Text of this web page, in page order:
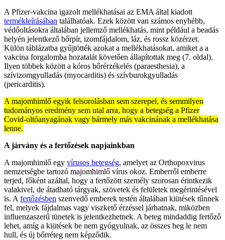
A Pfizer-vakcina igazolt mellékhatásai az EMA által kiadott
termékleírásában találhatóak. Ezek között van számos enyhébb,
védőoltásokra általában jellemző mellékhatás, mint például a beadás
helyén jelentkező bőrpír, izomfájdalom, láz, és rossz közérzet.
Külön táblázatba gyűjtötték azokat a mellékhatásokat, amiket a a
vakcina forgalomba hozatalát követően állapítottak meg (7. oldal).
Ilyen többek között a kóros bőrérzékelés (paraesthesia), a
szívizomgyulladás (myocarditis) és szívburokgyulladás
(pericarditis).
A majomhimlő egyik felsorolásban sem szerepel, és semmilyen
tudományos eredmény sem utal arra, hogy a betegség a Pfizer
Covid-oltóanyagának vagy bármely más vakcinának a mellékhatása
lenne.
A járvány és a fertőzések napjainkban
A majomhimlő egy vírusos betegség, amelyet az Orthopoxvirus
nemzetségbe tartozó majomhimlő vírus okoz. Emberről emberre
terjed, főként azáltal, hogy a fertőzött személy szorosan érintkezik
valakivel, de átadható tárgyak, szövetek és felületek megérintésével
is. A fertőzésben szenvedő emberek testén általában kiütések tűnnek
fel, melyek fájdalmas vagy viszkető érzéssel járhatnak, miközben
influenzaszerű tünetek is jelentkezhetnek. A beteg mindaddig fertőző
lehet, amíg a kiütések be nem gyógyulnak, az összes heg le nem
hull, és új bőrréteg nem képződik.